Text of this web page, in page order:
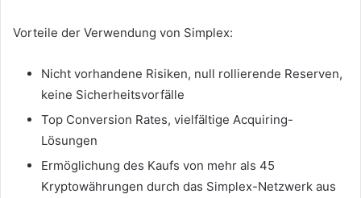
Vorteile der Verwendung von Simplex:
Nicht vorhandene Risiken, null rollierende Reserven,
keine Sicherheitsvorfälle
Top Conversion Rates, vielfältige Acquiring-
Lösungen
Ermöglichung des Kaufs von mehr als 45
Kryptowährungen durch das Simplex-Netzwerk aus